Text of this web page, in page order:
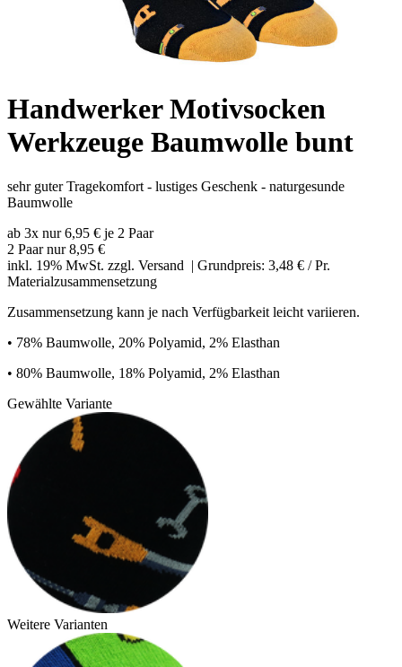
Handwerker Motivsocken
Werkzeuge Baumwolle bunt
sehr guter Tragekomfort - lustiges Geschenk - naturgesunde
Baumwolle
ab 3x nur 6,95 € je 2 Paar
2 Paar nur8,95 €
inkl. 19% MwSt. zzgl. Versand | Grundpreis: 3,48 € / Pr.
Materialzusammensetzung
Zusammensetzung kann je nach Verfügbarkeit leicht variieren.
• 78% Baumwolle, 20% Polyamid, 2% Elasthan
• 80% Baumwolle, 18% Polyamid, 2% Elasthan
Gewählte Variante
Weitere Varianten